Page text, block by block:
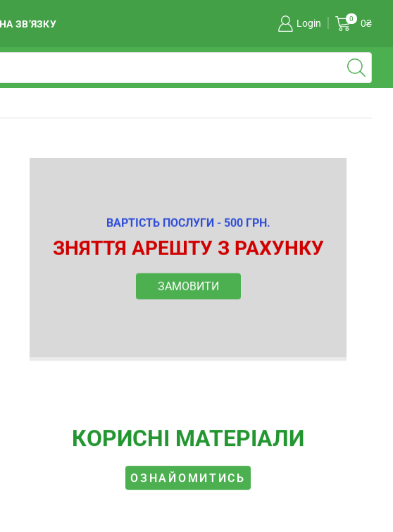
НА ЗВ’ЯЗКУ Login 0 0₴
ВАРТІСТЬ ПОСЛУГИ - 500 ГРН.
ЗНЯТТЯ АРЕШТУ З РАХУНКУ
ЗАМОВИТИ
КОРИСНІ МАТЕРІАЛИ
ОЗНАЙОМИТИСЬ